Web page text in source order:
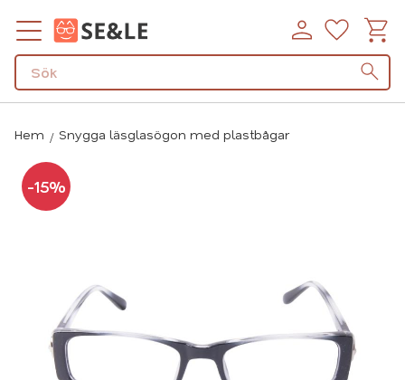
Meny
Hem Snygga läsglasögon med plastbågar
15%